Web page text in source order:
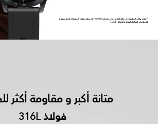
*تعتمد بيانات البطارية على نتائج الاختبار في مختبرات HONOR.قد يختلف وقت الاستخدام الفعلي وفقًا
للاستخدام،العوامل البيئية و العوامل الأخرى.
متانة أكبر و مقاومة أكثر
فولاذ 316L